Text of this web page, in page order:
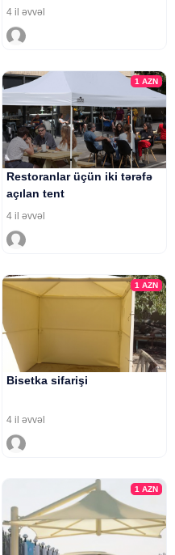
4 il əvvəl
1 AZN
Restoranlar üçün iki tərəfə
açılan tent
4 il əvvəl
1 AZN
Bisetka sifarişi
4 il əvvəl
1 AZN